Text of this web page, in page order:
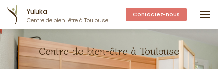
au
contenu
principal
Yuluka
Centre de bien-être à Toulouse
Contactez-nous
Centre de bien-être à Toulouse